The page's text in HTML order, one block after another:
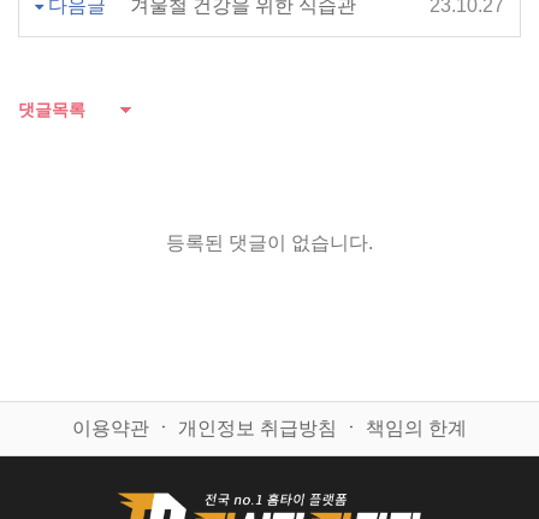
다음글 겨울철 건강을 위한 식습관 23.10.27
댓글목록
등록된 댓글이 없습니다.
이용약관 ㆍ 개인정보 취급방침 ㆍ 책임의 한계